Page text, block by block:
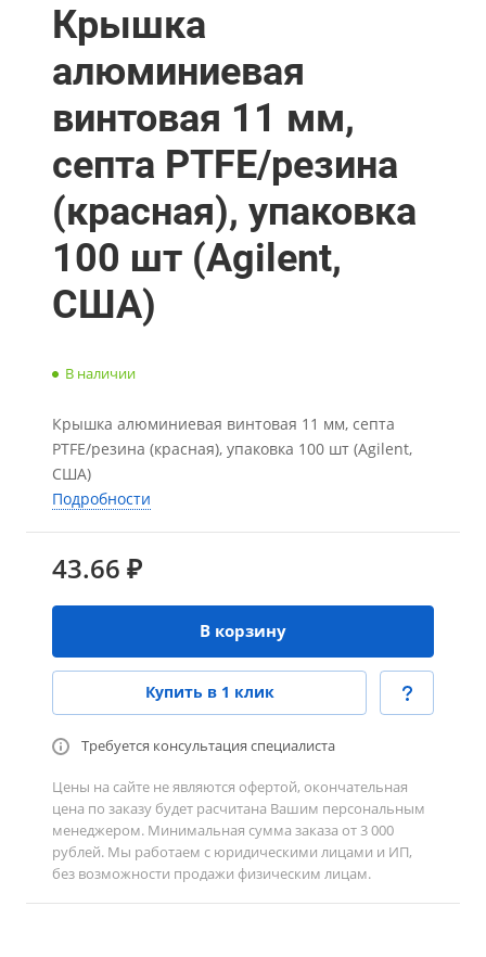
Крышка
алюминиевая
винтовая 11 мм,
септа PTFE/резина
(красная), упаковка
100 шт (Agilent,
США)
В наличии
Крышка алюминиевая винтовая 11 мм, септа
PTFE/резина (красная), упаковка 100 шт (Agilent,
США)
Подробности
43.66 ₽
В корзину
Купить в 1 клик
Требуется консультация специалиста
Цены на сайте не являются офертой, окончательная
цена по заказу будет расчитана Вашим персональным
менеджером. Минимальная сумма заказа от 3 000
рублей. Мы работаем с юридическими лицами и ИП,
без возможности продажи физическим лицам.